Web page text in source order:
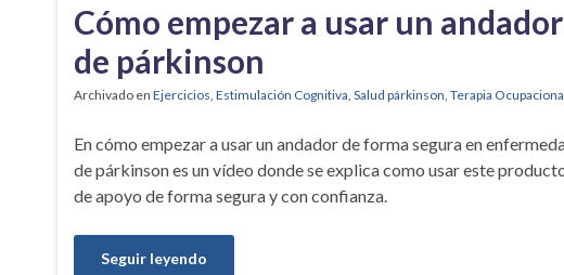
Cómo empezar a usar un
de párkinson
Archivado en Ejercicios Estimulación Cognitiva Salud párkinson Terapia
En cómo empezar a usar un andador de forma segura en
de párkinson es un vídeo donde se explica como usar este
de apoyo de forma segura y con confianza.
Seguir leyendo